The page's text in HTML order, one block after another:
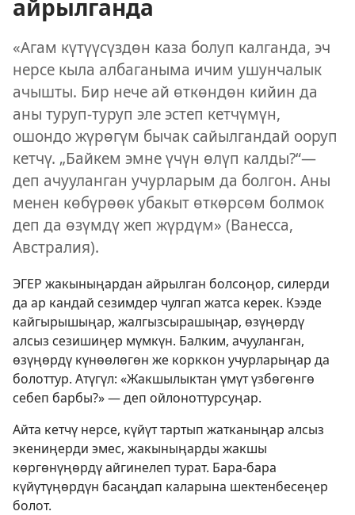
айрылганда
«Агам күтүүсүздөн каза болуп калганда, эч
нерсе кыла албаганыма ичим ушунчалык
ачышты. Бир нече ай өткөндөн кийин да
аны туруп-туруп эле эстеп кетчүмүн,
ошондо жүрөгүм бычак сайылгандай ооруп
кетчү. „Байкем эмне үчүн өлүп калды?“—
деп ачууланган учурларым да болгон. Аны
менен көбүрөөк убакыт өткөрсөм болмок
деп да өзүмдү жеп жүрдүм» (Ванесса,
Австралия).
ЭГЕР жакыныңардан айрылган болсоңор, силерди
да ар кандай сезимдер чулгап жатса керек. Кээде
кайгырышыңар, жалгызсырашыңар, өзүңөрдү
алсыз сезишиңер мүмкүн. Балким, ачууланган,
өзүңөрдү күнөөлөгөн же корккон учурларыңар да
болоттур. Атүгүл: «Жакшылыктан үмүт үзбөгөнгө
себеп барбы?» — деп ойлоноттурсуңар.
Айта кетчү нерсе, күйүт тартып жатканыңар алсыз
экениңерди эмес, жакыныңарды жакшы
көргөнүңөрдү айгинелеп турат. Бара-бара
күйүтүңөрдүн басаңдап каларына шектенбесеңер
болот.